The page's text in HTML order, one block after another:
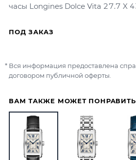
часы Longines Dolce Vita 27.7 X
ВАМ ТАКЖЕ МОЖЕТ
ПОД ЗАКАЗ
Вся информация предоставлена
договором публичной оферты.